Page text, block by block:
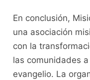
En conclusión,
una asociación
con la
las comunidades
evangelio. La